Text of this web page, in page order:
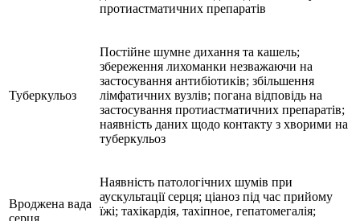
протиастматичних препаратів
Туберкульоз
Постійне шумне дихання та кашель;
збереження лихоманки незважаючи на
застосування антибіотиків; збільшення
лімфатичних вузлів; погана відповідь на
застосування протиастматичних препаратів;
наявність даних щодо контакту з хворими на
туберкульоз
Вроджена вада
серця
Наявність патологічних шумів при
аускультації серця; ціаноз під час прийому
їжі; тахікардія, тахіпное, гепатомегалія;